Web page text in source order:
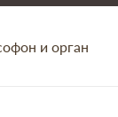
и орган